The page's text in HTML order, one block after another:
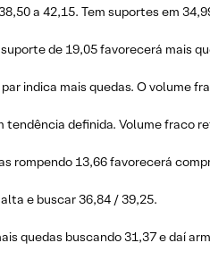
a 42,15. Tem suportes em
de 19,05 favorecerá mais
indica mais quedas. O volume
tendência definida. Volume fraco
rompendo 13,66 favorecerá
e buscar 36,84 / 39,25.
quedas buscando 31,37 e daí